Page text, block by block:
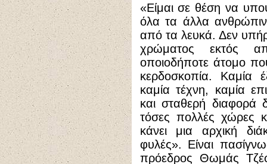
«Είμαι σε θέση να
όλα τα άλλα
από τα λευκά. Δεν
χρώματος εκτός
οποιοδήποτε άτομο
κερδοσκοπία. Καμία
καμία τέχνη, καμία
και σταθερή
τόσες πολλές χώρες
κάνει μια αρχική
φυλές». Είναι
πρόεδρος Θωμάς